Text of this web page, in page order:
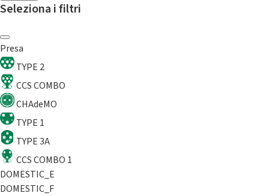
Seleziona i filtri
Presa
TYPE 2
CCS COMBO
CHAdeMO
TYPE 1
TYPE 3A
CCS COMBO 1
DOMESTIC_E
DOMESTIC_F